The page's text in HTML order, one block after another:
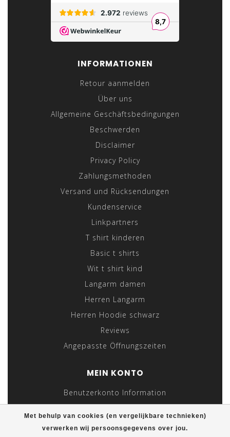
Met behulp van cookies (en vergelijkbare technieken)
verwerken wij persoonsgegevens over jou.
INFORMATIONEN
Retour aanmelden
Über uns
Allgemeine Geschäftsbedingungen
Beschwerden
Disclaimer
Privacy Policy
Zahlungsmethoden
Versand und Rücksendungen
Kundenservice
Linkpartners
T shirt kinderen
Basic t shirts
Wit t shirt kind
Langarm damen
Herren Langarm
Herren Hoodie schwarz
Reviews
Angepasste Öffnungszeiten
MEIN KONTO
Benutzerkonto Information
Meine Bestellungen
Meine Nachrichten (Tickets)